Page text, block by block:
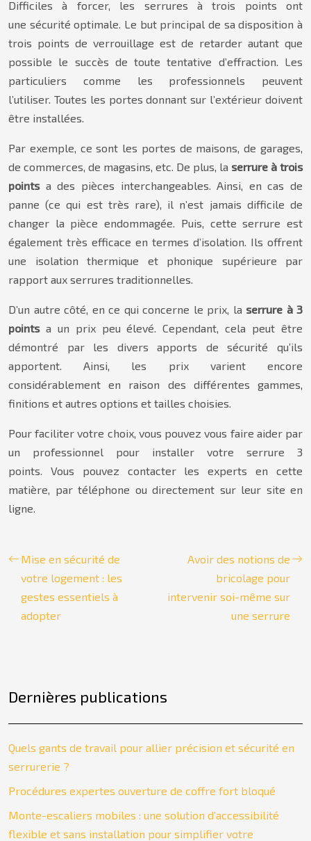
Difficiles à forcer, les serrures à trois points ont
une sécurité optimale. Le but principal de sa disposition à
trois points de verrouillage est de retarder autant que
possible le succès de toute tentative d’effraction. Les
particuliers comme les professionnels peuvent
l’utiliser. Toutes les portes donnant sur l’extérieur doivent
être installées.
Par exemple, ce sont les portes de maisons, de garages,
de commerces, de magasins, etc. De plus, la serrure à trois
pointsa des pièces interchangeables. Ainsi, en cas de
panne (ce qui est très rare), il n’est jamais difficile de
changer la pièce endommagée. Puis, cette serrure est
également très efficace en termes d’isolation. Ils offrent
une isolation thermique et phonique supérieure par
rapport aux serrures traditionnelles.
D’un autre côté, en ce qui concerne le prix, la serrure à 3
pointsa un prix peu élevé. Cependant, cela peut être
démontré par les divers apports de sécurité qu’ils
apportent. Ainsi, les prix varient encore
considérablement en raison des différentes gammes,
finitions et autres options et tailles choisies.
Pour faciliter votre choix, vous pouvez vous faire aider par
un professionnel pour installer votre serrure 3
points. Vous pouvez contacter les experts en cette
matière, par téléphone ou directement sur leur site en
ligne.
Mise en sécurité de
votre logement : les
gestes essentiels à
adopter
Avoir des notions de
bricolage pour
intervenir soi-même sur
une serrure
Dernières publications
Quels gants de travail pour allier précision et sécurité en
serrurerie ?
Procédures expertes ouverture de coffre fort bloqué
Monte-escaliers mobiles : une solution d’accessibilité
flexible et sans installation pour simplifier votre